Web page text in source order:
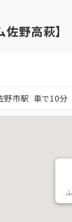
佐野高萩】
野市駅 車で10分